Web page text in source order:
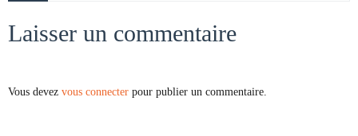
Laisser un commentaire
Vous devez vous connecter pour publier un commentaire.